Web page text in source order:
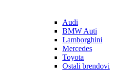
Audi
BMW Auti
Lamborghini
Mercedes
Toyota
Ostali brendovi